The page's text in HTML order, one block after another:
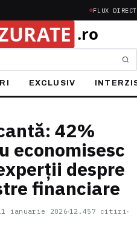
FLUX DIRECT
EXCLUSIV
42%
economisesc
despre
financiare
ianuarie 2026 12.457 citiri